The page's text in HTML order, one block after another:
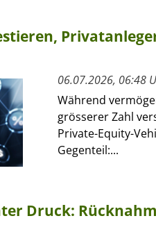
06.07.2026, 06:48
Während
grösserer Zahl
Private-Equity-
Gegenteil:...
Druck: